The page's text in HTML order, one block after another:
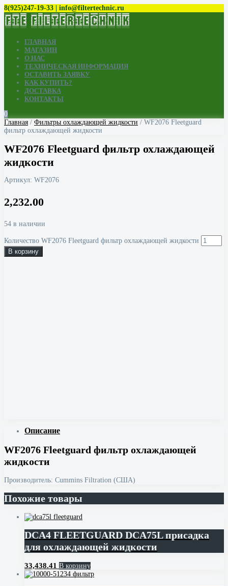
8(925)247-19-33 | info@filtertechnic.ru
ГЛАВНАЯ
МАГАЗИН
О НАС
ТЕХНИЧЕСКАЯ ИНФОРМАЦИЯ
ОСТАВИТЬ ЗАЯВКУ
КАК КУПИТЬ?
ДОСТАВКА
КОНТАКТЫ
0
Главная / Фильтры охлаждающей жидкости / WF2076 Fleetguard
фильтр охлаждающей жидкости
WF2076 Fleetguard фильтр охлаждающей
жидкости
Артикул: WF2076
2,232.00
54 в наличии
Количество WF2076 Fleetguard фильтр охлаждающей жидкости
В корзину
Описание
WF2076 Fleetguard фильтр охлаждающей
жидкости
Производитель: Cummins Filtration (США)
Похожие товары
DCA4 FLEETGUARD DCA75L присадка
для охлаждающей жидкости
33,438.41 В корзину